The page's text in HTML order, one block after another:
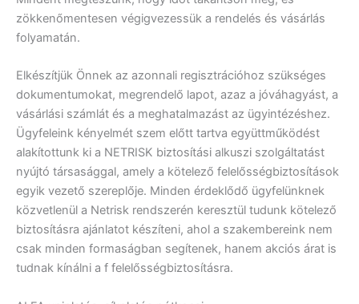
zökkenőmentesen végigvezessük a rendelés és vásárlás
folyamatán.
Elkészítjük Önnek az azonnali regisztrációhoz szükséges
dokumentumokat, megrendelő lapot, azaz a jóváhagyást, a
vásárlási számlát és a meghatalmazást az ügyintézéshez.
Ügyfeleink kényelmét szem előtt tartva együttműködést
alakítottunk ki a NETRISK biztosítási alkuszi szolgáltatást
nyújtó társasággal, amely a kötelező felelősségbiztosítások
egyik vezető szereplője. Minden érdeklődő ügyfelünknek
közvetlenül a Netrisk rendszerén keresztül tudunk kötelező
biztosításra ajánlatot készíteni, ahol a szakembereink nem
csak minden formaságban segítenek, hanem akciós árat is
tudnak kínálni a f felelősségbiztosításra.